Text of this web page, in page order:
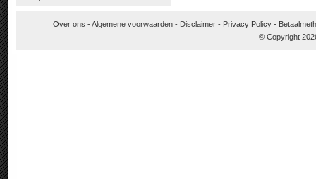
Over ons -Algemene voorwaarden- Disclaimer- Privacy Policy-
© Copyright